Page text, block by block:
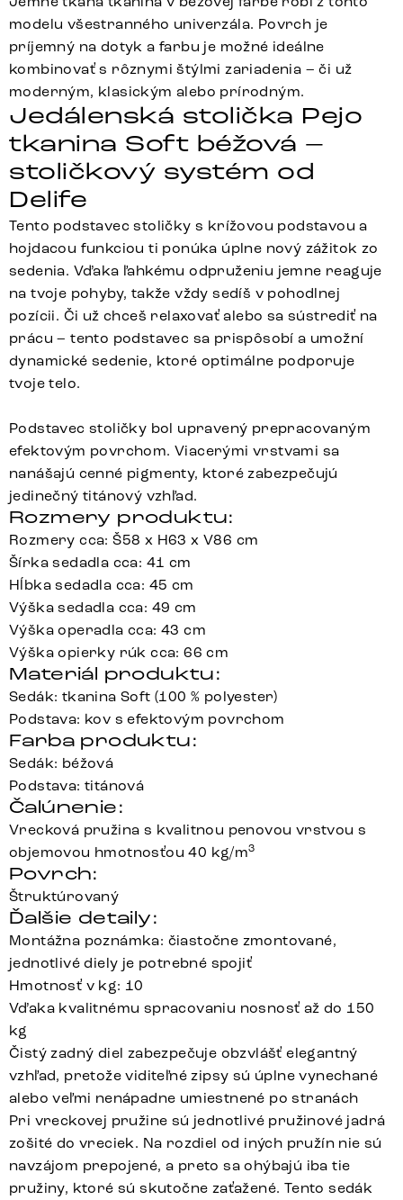
modelu všestranného univerzála. Povrch je
príjemný na dotyk a farbu je možné ideálne
kombinovať s rôznymi štýlmi zariadenia – či už
moderným, klasickým alebo prírodným.
Jedálenská stolička Pejo
tkanina Soft béžová –
stoličkový systém od
Delife
Tento podstavec stoličky s krížovou podstavou a
hojdacou funkciou ti ponúka úplne nový zážitok zo
sedenia. Vďaka ľahkému odpruženiu jemne reaguje
na tvoje pohyby, takže vždy sedíš v pohodlnej
pozícii. Či už chceš relaxovať alebo sa sústrediť na
prácu – tento podstavec sa prispôsobí a umožní
dynamické sedenie, ktoré optimálne podporuje
tvoje telo.
Podstavec stoličky bol upravený prepracovaným
efektovým povrchom. Viacerými vrstvami sa
nanášajú cenné pigmenty, ktoré zabezpečujú
jedinečný titánový vzhľad.
Rozmery produktu:
Rozmery cca: Š58 x H63 x V86 cm
Šírka sedadla cca: 41 cm
Hĺbka sedadla cca: 45 cm
Výška sedadla cca: 49 cm
Výška operadla cca: 43 cm
Výška opierky rúk cca: 66 cm
Materiál produktu:
Sedák: tkanina Soft (100 % polyester)
Podstava: kov s efektovým povrchom
Farba produktu:
Sedák: béžová
Podstava: titánová
Čalúnenie:
Vrecková pružina s kvalitnou penovou vrstvou s
objemovou hmotnosťou 40 kg/m3
Povrch:
Štruktúrovaný
Ďalšie detaily:
Montážna poznámka: čiastočne zmontované,
jednotlivé diely je potrebné spojiť
Hmotnosť v kg: 10
Vďaka kvalitnému spracovaniu nosnosť až do 150
kg
Čistý zadný diel zabezpečuje obzvlášť elegantný
vzhľad, pretože viditeľné zipsy sú úplne vynechané
alebo veľmi nenápadne umiestnené po stranách
Pri vreckovej pružine sú jednotlivé pružinové jadrá
zošité do vreciek. Na rozdiel od iných pružín nie sú
navzájom prepojené, a preto sa ohýbajú iba tie
pružiny, ktoré sú skutočne zaťažené. Tento sedák